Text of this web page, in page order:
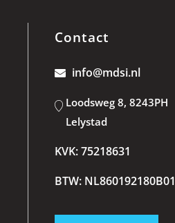
Contact
info@mdsi.nl
Loodsweg 8, 8243PH
Lelystad
KVK: 75218631
BTW: NL860192180B01